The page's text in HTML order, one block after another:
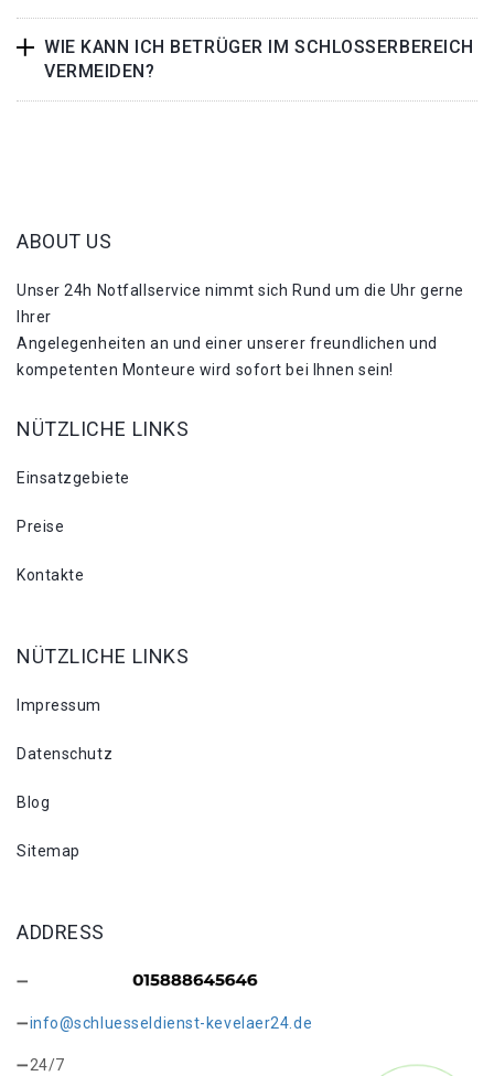
WIE KANN ICH BETRÜGER IM SCHLOSSERBEREICH
VERMEIDEN?
ABOUT US
Unser 24h Notfallservice nimmt sich Rund um die Uhr gerne
Ihrer
Angelegenheiten an und einer unserer freundlichen und
kompetenten Monteure wird sofort bei Ihnen sein!
NÜTZLICHE LINKS
Einsatzgebiete
Preise
Kontakte
NÜTZLICHE LINKS
Impressum
Datenschutz
Blog
Sitemap
ADDRESS
info@schluesseldienst-kevelaer24.de
24/7